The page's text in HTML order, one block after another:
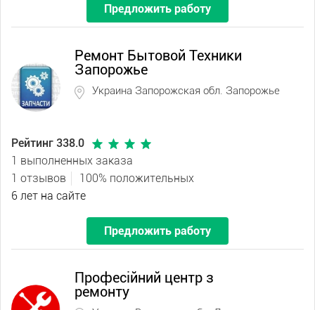
Предложить работу
Ремонт Бытовой Техники
Запорожье
Украина Запорожская обл. Запорожье
Рейтинг 338.0
1 выполненных заказа
1 отзывов
100% положительных
6 лет на сайте
Предложить работу
Професійний центр з
ремонту